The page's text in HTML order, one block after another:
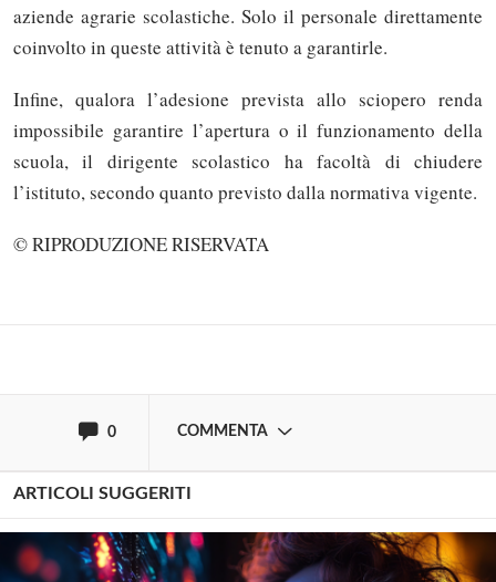
aziende agrarie scolastiche. Solo il personale direttamente
coinvolto in queste attività è tenuto a garantirle.
Infine, qualora l’adesione prevista allo sciopero renda
impossibile garantire l’apertura o il funzionamento della
scuola, il dirigente scolastico ha facoltà di chiudere
l’istituto, secondo quanto previsto dalla normativa vigente.
© RIPRODUZIONE RISERVATA
0 COMMENTA
Solo gli utenti registrati possono
commentare!
ARTICOLI SUGGERITI